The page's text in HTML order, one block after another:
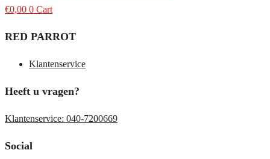
€0,00 0 Cart
RED PARROT
Klantenservice
Heeft u vragen?
Klantenservice: 040-7200669
Social